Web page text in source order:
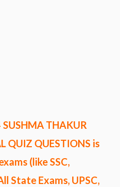
SUSHMA THAKUR
QUIZ QUESTIONS is
(like SSC,
State Exams, UPSC,